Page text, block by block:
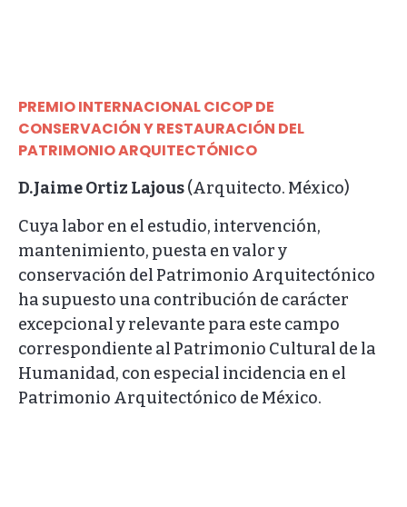
PREMIO INTERNACIONAL CICOP DE
CONSERVACIÓN Y RESTAURACIÓN DEL
PATRIMONIO ARQUITECTÓNICO
D.Jaime Ortiz Lajous(Arquitecto. México)
Cuya labor en el estudio, intervención,
mantenimiento, puesta en valor y
conservación del Patrimonio Arquitectónico
ha supuesto una contribución de carácter
excepcional y relevante para este campo
correspondiente al Patrimonio Cultural de la
Humanidad, con especial incidencia en el
Patrimonio Arquitectónico de México.